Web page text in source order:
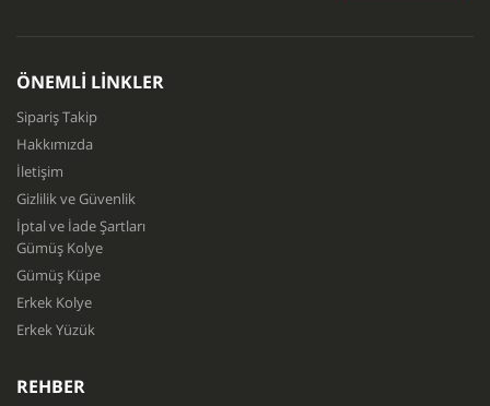
ÖNEMLI LINKLER
Sipariş Takip
Hakkımızda
İletişim
Gizlilik ve Güvenlik
İptal ve İade Şartları
Gümüş Kolye
Gümüş Küpe
Erkek Kolye
Erkek Yüzük
REHBER